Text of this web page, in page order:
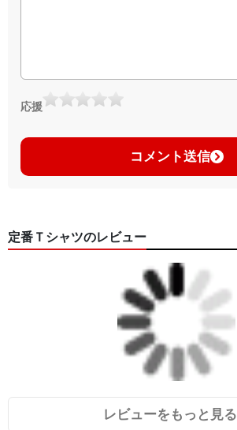
応援
コメント送信
定番Ｔシャツのレビュー
レビューをもっと見る